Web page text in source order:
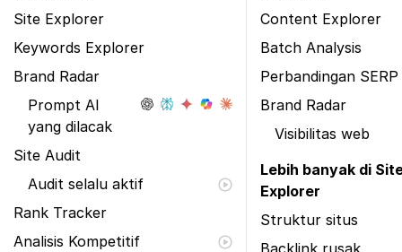
Site Explorer
Keywords Explorer
Brand Radar
Prompt AI
yang dilacak
Site Audit
Audit selalu aktif
Rank Tracker
Analisis Kompetitif
Content Explorer
Batch Analysis
Perbandingan SERP
Brand Radar
Visibilitas web
Lebih banyak di
Explorer
Struktur situs
Backlink rusak